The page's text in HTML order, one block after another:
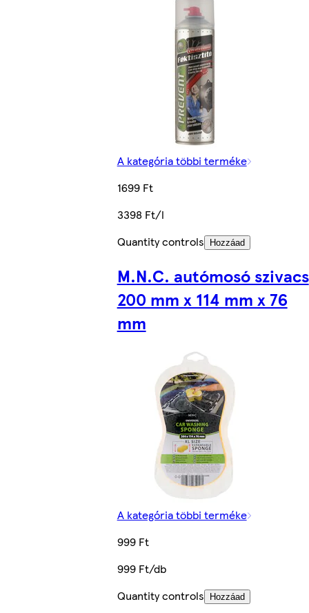
A kategória többi terméke
1699 Ft
3398 Ft/l
Quantity controls
Hozzáad
M.N.C. autómosó szivacs
200 mm x 114 mm x 76
mm
A kategória többi terméke
999 Ft
999 Ft/db
Quantity controls
Hozzáad